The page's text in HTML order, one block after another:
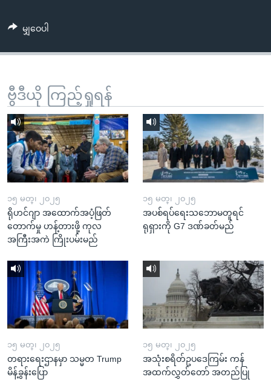
ရှာဖွေ
နေရာ
သို့
ကျော်
ရန်
မျှဝေပါ
ဗွီဒီယို ကြည့်ရှုရန်
၁၅ မတ္၊ ၂၀၂၅
ရိုဟင်ဂျာ အထောက်အပံ့ဖြတ်
တောက်မှု ဟန့်တားဖို့ ကုလ
အကြီးအကဲ ကြိုးပမ်းမည်
၁၅ မတ္၊ ၂၀၂၅
အပစ်ရပ်ရေးသဘောမတူရင်
ရုရှားကို G7 ဒဏ်ခတ်မည်
၁၅ မတ္၊ ၂၀၂၅
တရားရေးဌာနမှာ သမ္မတ Trump
မိန့်ခွန်းပြော
၁၅ မတ္၊ ၂၀၂၅
အသုံးစရိတ်ဥပဒေကြမ်း ကန်
အထက်လွှတ်တော် အတည်ပြု